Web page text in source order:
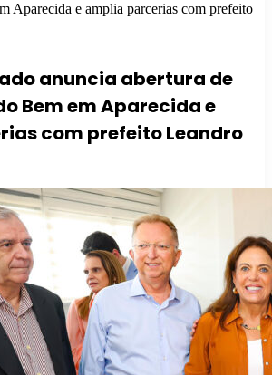
Aparecida e amplia parcerias com prefeito
anuncia abertura de
Bem em Aparecida e
com prefeito Leandro